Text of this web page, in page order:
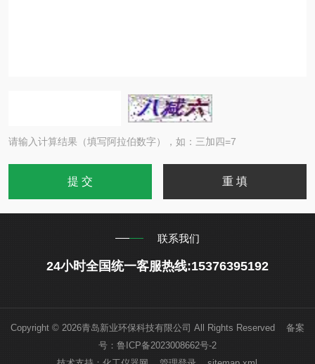
请输入计算结果（填写阿拉伯数字），如：三加四=7
联系我们
24小时全国统一客服热线:15376395192
Copyright © 2026青岛新业环保科技有限公司 All Rights Reserved 备案
号： 鲁ICP备2023008662号-2